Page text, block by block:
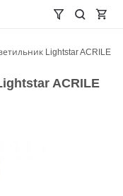
Lightstar ACRILE
ACRILE